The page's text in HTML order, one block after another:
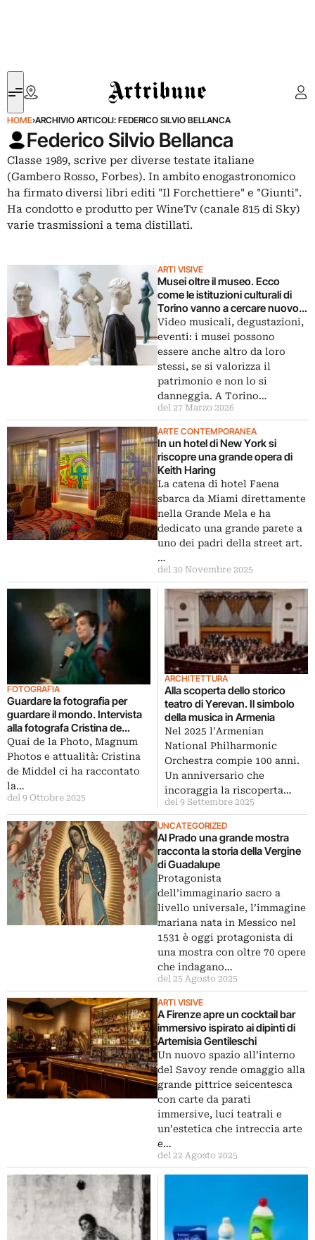
Artribune
HOME›ARCHIVIO ARTICOLI: FEDERICO SILVIO BELLANCA
Federico Silvio Bellanca
Classe 1989, scrive per diverse testate italiane
(Gambero Rosso, Forbes). In ambito enogastronomico
ha firmato diversi libri editi "Il Forchettiere" e "Giunti".
Ha condotto e produtto per WineTv (canale 815 di Sky)
varie trasmissioni a tema distillati.
ARTI VISIVE
Musei oltre il museo. Ecco
come le istituzioni culturali di
Torino vanno a cercare nuovo
pubblico
Video musicali, degustazioni,
eventi: i musei possono
essere anche altro da loro
stessi, se si valorizza il
patrimonio e non lo si
danneggia. A Torino…
del 27 Marzo 2026
ARTE CONTEMPORANEA
In un hotel di New York si
riscopre una grande opera di
Keith Haring
La catena di hotel Faena
sbarca da Miami direttamente
nella Grande Mela e ha
dedicato una grande parete a
uno dei padri della street art.
…
del 30 Novembre 2025
FOTOGRAFIA
Guardare la fotografia per
guardare il mondo. Intervista
alla fotografa Cristina de
Middel
Quai de la Photo, Magnum
Photos e attualità: Cristina
de Middel ci ha raccontato
la…
del 9 Ottobre 2025
ARCHITETTURA
Alla scoperta dello storico
teatro di Yerevan. Il simbolo
della musica in Armenia
Nel 2025 l’Armenian
National Philharmonic
Orchestra compie 100 anni.
Un anniversario che
incoraggia la riscoperta…
del 9 Settembre 2025
UNCATEGORIZED
Al Prado una grande mostra
racconta la storia della Vergine
di Guadalupe
Protagonista
dell’immaginario sacro a
livello universale, l’immagine
mariana nata in Messico nel
1531 è oggi protagonista di
una mostra con oltre 70 opere
che indagano…
del 25 Agosto 2025
ARTI VISIVE
A Firenze apre un cocktail bar
immersivo ispirato ai dipinti di
Artemisia Gentileschi
Un nuovo spazio all’interno
del Savoy rende omaggio alla
grande pittrice seicentesca
con carte da parati
immersive, luci teatrali e
un’estetica che intreccia arte
e…
del 22 Agosto 2025